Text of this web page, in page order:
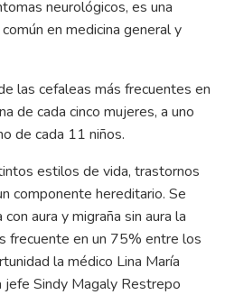
neurológicos, es una
en medicina general y
las cefaleas más frecuentes en
de cada cinco mujeres, a uno
de cada 11 niños.
estilos de vida, trastornos
componente hereditario. Se
aura y migraña sin aura la
frecuente en un 75% entre los
la médico Lina María
Sindy Magaly Restrepo